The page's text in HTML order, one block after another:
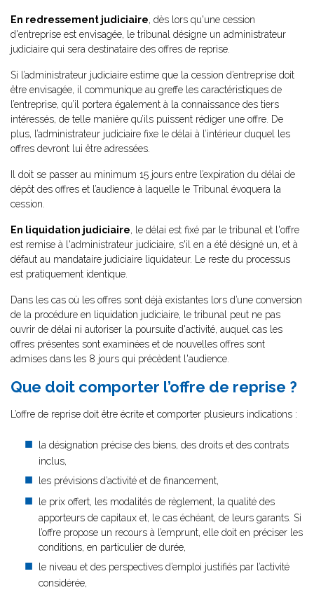
En redressement judiciaire, dès lors qu'une cession
d'entreprise est envisagée, le tribunal désigne un administrateur
judiciaire qui sera destinataire des offres de reprise.
Si l’administrateur judiciaire estime que la cession d’entreprise doit
être envisagée, il communique au greffe les caractéristiques de
l’entreprise, qu’il portera également à la connaissance des tiers
intéressés, de telle manière qu’ils puissent rédiger une offre. De
plus, l’administrateur judiciaire fixe le délai à l’intérieur duquel les
offres devront lui être adressées.
Il doit se passer au minimum 15 jours entre l’expiration du délai de
dépôt des offres et l’audience à laquelle le Tribunal évoquera la
cession.
En liquidation judiciaire, le délai est fixé par le tribunal et l'offre
est remise à l'administrateur judiciaire, s'il en a été désigné un, et à
défaut au mandataire judiciaire liquidateur. Le reste du processus
est pratiquement identique.
Dans les cas où les offres sont déjà existantes lors d’une conversion
de la procédure en liquidation judiciaire, le tribunal peut ne pas
ouvrir de délai ni autoriser la poursuite d'activité, auquel cas les
offres présentes sont examinées et de nouvelles offres sont
admises dans les 8 jours qui précèdent l'audience.
Que doit comporter l’offre de reprise ?
L’offre de reprise doit être écrite et comporter plusieurs indications :
la désignation précise des biens, des droits et des contrats
inclus,
les prévisions d’activité et de financement,
le prix offert, les modalités de règlement, la qualité des
apporteurs de capitaux et, le cas échéant, de leurs garants. Si
l’offre propose un recours à l’emprunt, elle doit en préciser les
conditions, en particulier de durée,
le niveau et des perspectives d’emploi justifiés par l’activité
considérée,